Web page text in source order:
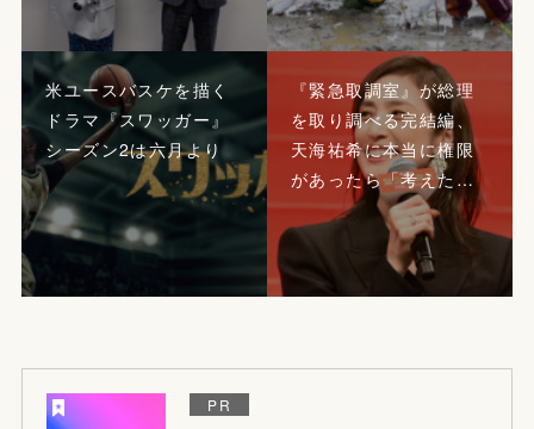
米ユースバスケを描く
ドラマ『スワッガー』
シーズン2は六月より
『緊急取調室』が総理
を取り調べる完結編、
天海祐希に本当に権限
があったら「考えた…
PR